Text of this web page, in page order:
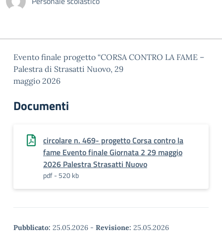
Evento finale progetto “CORSA CONTRO LA FAME –
Palestra di Strasatti Nuovo, 29
maggio 2026
Documenti
circolare n. 469- progetto Corsa contro la
fame Evento finale Giornata 2 29 maggio
2026 Palestra Strasatti Nuovo
pdf - 520 kb
Pubblicato: 25.05.2026 - Revisione: 25.05.2026